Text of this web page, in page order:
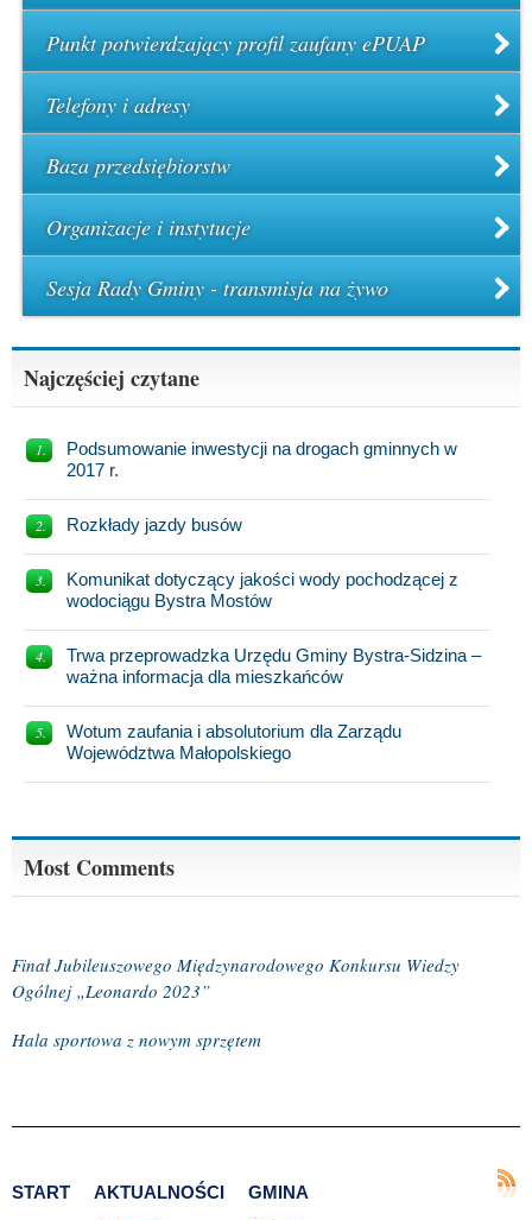
Punkt potwierdzający profil zaufany ePUAP
Telefony i adresy
Baza przedsiębiorstw
Organizacje i instytucje
Sesja Rady Gminy - transmisja na żywo
Najczęściej czytane
Podsumowanie inwestycji na drogach gminnych w
2017 r.
Rozkłady jazdy busów
Komunikat dotyczący jakości wody pochodzącej z
wodociągu Bystra Mostów
Trwa przeprowadzka Urzędu Gminy Bystra-Sidzina –
ważna informacja dla mieszkańców
Wotum zaufania i absolutorium dla Zarządu
Województwa Małopolskiego
Most Comments
Finał Jubileuszowego Międzynarodowego Konkursu Wiedzy
Ogólnej „Leonardo 2023”
Hala sportowa z nowym sprzętem
START AKTUALNOŚCI GMINA